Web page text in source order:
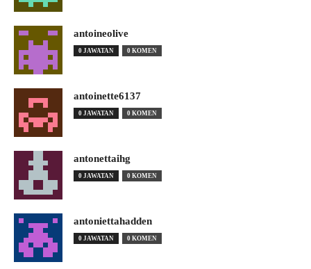
antoineolive
0 JAWATAN 0 KOMEN
antoinette6137
0 JAWATAN 0 KOMEN
antonettaihg
0 JAWATAN 0 KOMEN
antoniettahadden
0 JAWATAN 0 KOMEN